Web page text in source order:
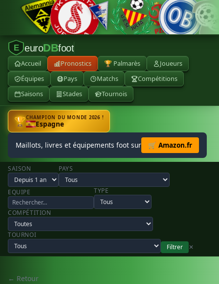
E euroDBfoot
Accueil Pronostics 🏆 Palmarès
Joueurs
Équipes
Pays Matchs
Compétitions
Saisons
Stades Tournois
🏆CHAMPION DU MONDE 2026 !
Espagne
Maillots, livres et équipements foot sur 🛒 Amazon.fr
SAISON PAYS
EQUIPE TYPE
COMPÉTITION
TOURNOI
Filtrer
✕
← Retour